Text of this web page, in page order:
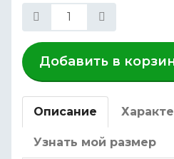
Добавить в
Описание
Узнать мой размер